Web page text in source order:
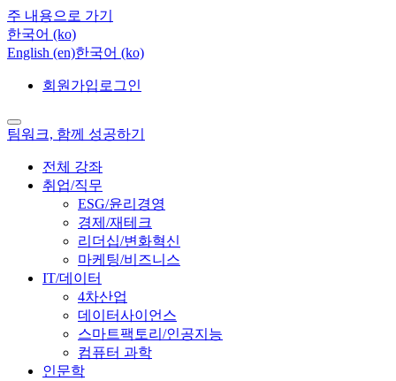
주 내용으로 가기
한국어 ‎(ko)‎
English ‎(en)‎한국어 ‎(ko)‎
회원가입 로그인
팀워크, 함께 성공하기
전체 강좌
취업/직무
ESG/윤리경영
경제/재테크
리더십/변화혁신
마케팅/비즈니스
IT/데이터
4차산업
데이터사이언스
스마트팩토리/인공지능
컴퓨터 과학
인문학